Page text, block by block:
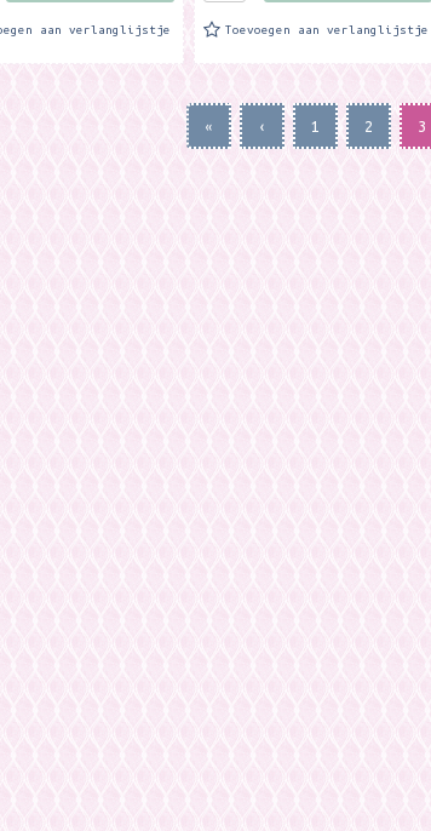
aan verlanglijstje Toevoegen aan verlanglijstje
« ‹ 1 2 3